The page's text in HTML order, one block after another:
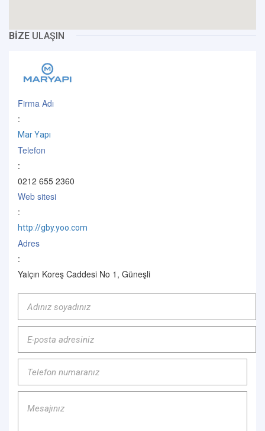
BİZE ULAŞIN
Firma Adı
:
Mar Yapı
Telefon
:
0212 655 2360
Web sitesi
:
http://gby.yoo.com
Adres
:
Yalçın Koreş Caddesi No 1, Güneşli